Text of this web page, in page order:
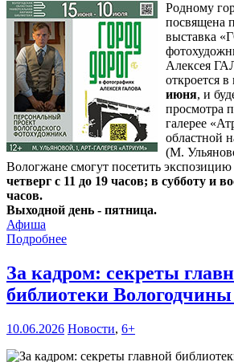
Родному
посвящена
выставка
Алексея
откроется
июня, и
просмотра
галерее
областной
(М.
Вологжане смогут посетить экспозицию
четверг с 11 до 19 часов; в субботу и
часов.
Выходной день - пятница.
Афиша
Подробнее
За кадром: секреты
библиотеки Вологодчины
10.06.2026 Новости, 6+